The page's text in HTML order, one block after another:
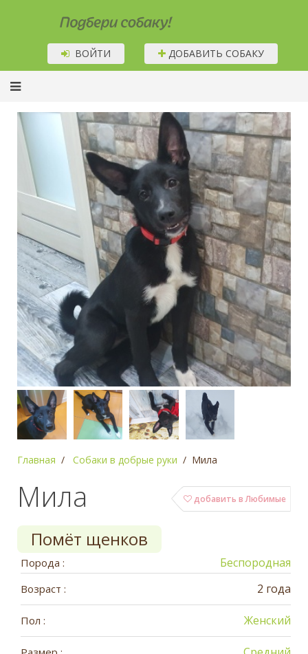
Подбери собаку!
ВОЙТИ ДОБАВИТЬ СОБАКУ
Главная Собаки в добрые руки Мила
добавить в Любимые
Мила
Помёт щенков
Порода : Беспородная
Возраст : 2 года
Пол : Женский